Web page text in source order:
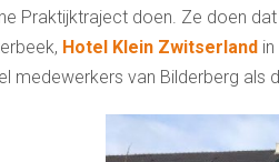
Praktijktraject doen. Ze doen
Hotel Klein Zwitserland
medewerkers van Bilderberg als